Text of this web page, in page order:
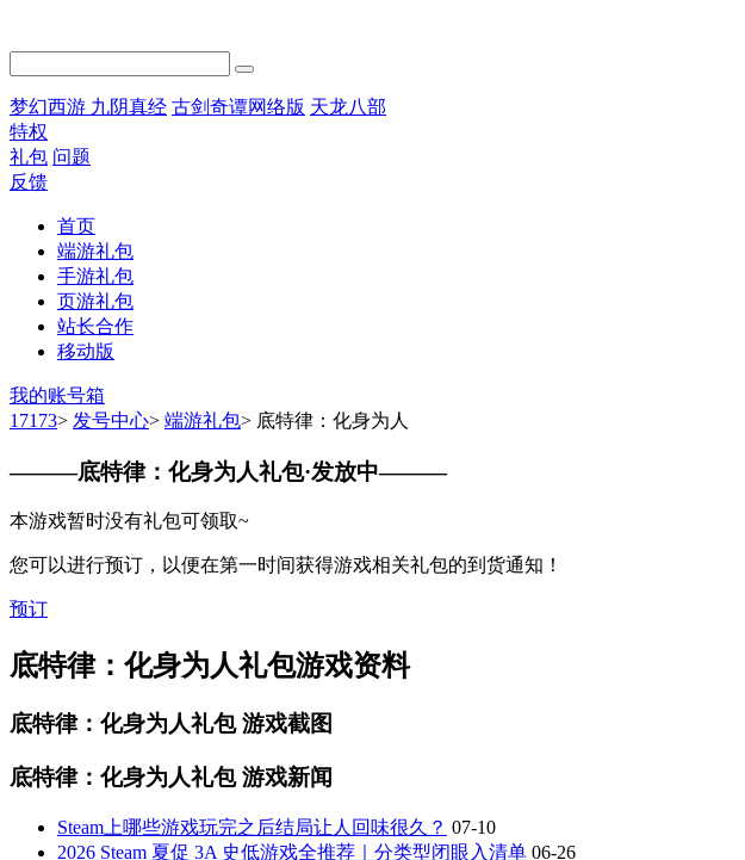
梦幻西游 九阴真经 古剑奇谭网络版 天龙八部
特权
礼包 问题
反馈
首页
端游礼包
手游礼包
页游礼包
站长合作
移动版
我的账号箱
17173> 发号中心> 端游礼包> 底特律：化身为人
———底特律：化身为人礼包·发放中———
本游戏暂时没有礼包可领取~
您可以进行预订，以便在第一时间获得游戏相关礼包的到货通知！
预订
底特律：化身为人礼包游戏资料
底特律：化身为人礼包游戏截图
底特律：化身为人礼包游戏新闻
Steam上哪些游戏玩完之后结局让人回味很久？ 07-10
2026 Steam 夏促 3A 史低游戏全推荐｜分类型闭眼入清单 06-26